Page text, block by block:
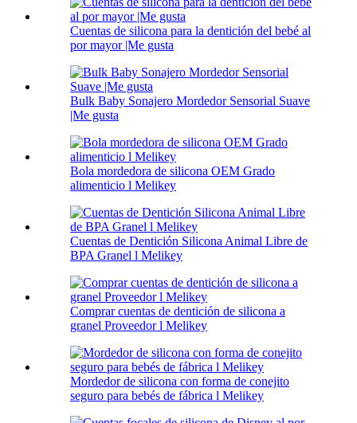
Cuentas de silicona para la dentición del bebé al
por mayor |Me gusta
Bulk Baby Sonajero Mordedor Sensorial Suave
|Me gusta
Bola mordedora de silicona OEM Grado
alimenticio l Melikey
Cuentas de Dentición Silicona Animal Libre de
BPA Granel l Melikey
Comprar cuentas de dentición de silicona a
granel Proveedor l Melikey
Mordedor de silicona con forma de conejito
seguro para bebés de fábrica l Melikey